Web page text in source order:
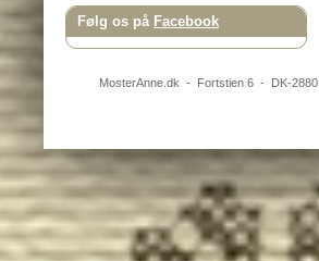
Følg os på Facebook
MosterAnne.dk - Fortstien 6- DK-2880